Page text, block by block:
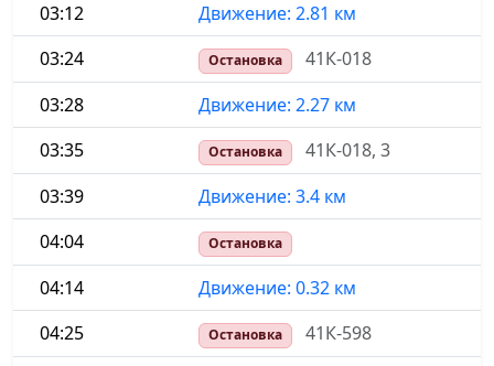
03:12
Движение: 2.81 км
03:24
Остановка
41К-018
03:28
Движение: 2.27 км
03:35
Остановка
41К-018, 3
03:39
Движение: 3.4 км
04:04
Остановка
04:14
Движение: 0.32 км
04:25
Остановка
41К-598